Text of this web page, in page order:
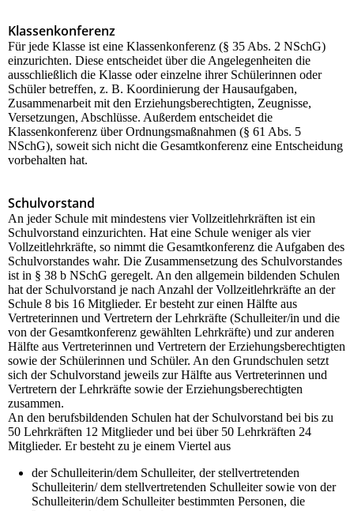
Klassenkonferenz
Für jede Klasse ist eine Klassenkonferenz (§ 35 Abs. 2 NSchG)
einzurichten. Diese entscheidet über die Angelegenheiten die
ausschließlich die Klasse oder einzelne ihrer Schülerinnen oder
Schüler betreffen, z. B. Koordinierung der Hausaufgaben,
Zusammenarbeit mit den Erziehungsberechtigten, Zeugnisse,
Versetzungen, Abschlüsse. Außerdem entscheidet die
Klassenkonferenz über Ordnungsmaßnahmen (§ 61 Abs. 5
NSchG), soweit sich nicht die Gesamtkonferenz eine Entscheidung
vorbehalten hat.
Schulvorstand
An jeder Schule mit mindestens vier Vollzeitlehrkräften ist ein
Schulvorstand einzurichten. Hat eine Schule weniger als vier
Vollzeitlehrkräfte, so nimmt die Gesamtkonferenz die Aufgaben des
Schulvorstandes wahr. Die Zusammensetzung des Schulvorstandes
ist in § 38 b NSchG geregelt. An den allgemein bildenden Schulen
hat der Schulvorstand je nach Anzahl der Vollzeitlehrkräfte an der
Schule 8 bis 16 Mitglieder. Er besteht zur einen Hälfte aus
Vertreterinnen und Vertretern der Lehrkräfte (Schulleiter/in und die
von der Gesamtkonferenz gewählten Lehrkräfte) und zur anderen
Hälfte aus Vertreterinnen und Vertretern der Erziehungsberechtigten
sowie der Schülerinnen und Schüler. An den Grundschulen setzt
sich der Schulvorstand jeweils zur Hälfte aus Vertreterinnen und
Vertretern der Lehrkräfte sowie der Erziehungsberechtigten
zusammen.
An den berufsbildenden Schulen hat der Schulvorstand bei bis zu
50 Lehrkräften 12 Mitglieder und bei über 50 Lehrkräften 24
Mitglieder. Er besteht zu je einem Viertel aus
der Schulleiterin/dem Schulleiter, der stellvertretenden
Schulleiterin/ dem stellvertretenden Schulleiter sowie von der
Schulleiterin/dem Schulleiter bestimmten Personen, die